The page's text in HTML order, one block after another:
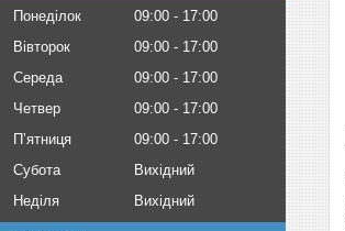
Понеділок 09:00
17:00
Вівторок
09:00
17:00
Середа
09:00
17:00
Четвер
09:00
17:00
Пʼятниця
09:00
17:00
Субота
Вихідний
Неділя
Вихідний